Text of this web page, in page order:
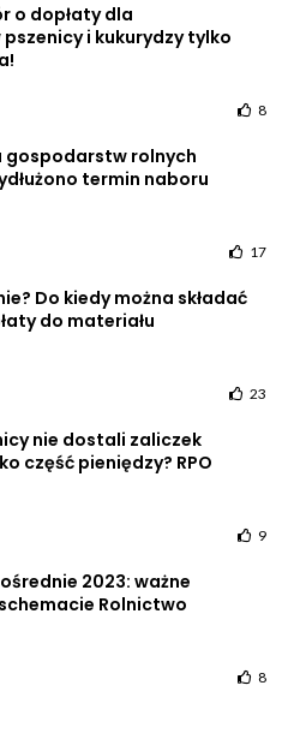
o dopłaty dla
i kukurydzy tylko
8
gospodarstw rolnych
termin naboru
17
Do kiedy można składać
do materiału
23
nie dostali zaliczek
część pieniędzy? RPO
9
2023: ważne
Rolnictwo
8